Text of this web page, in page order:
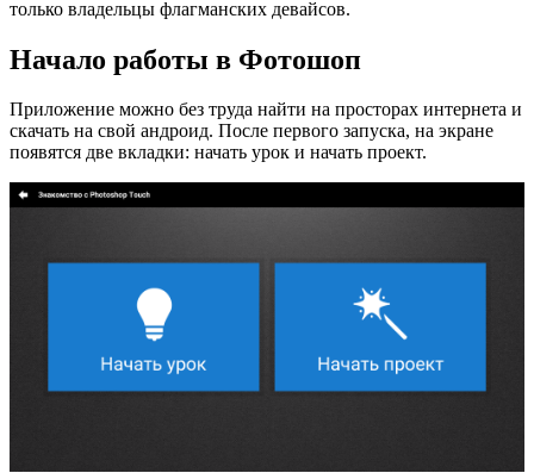
только владельцы флагманских девайсов.
Начало работы в Фотошоп
Приложение можно без труда найти на просторах интернета и
скачать на свой андроид. После первого запуска, на экране
появятся две вкладки: начать урок и начать проект.